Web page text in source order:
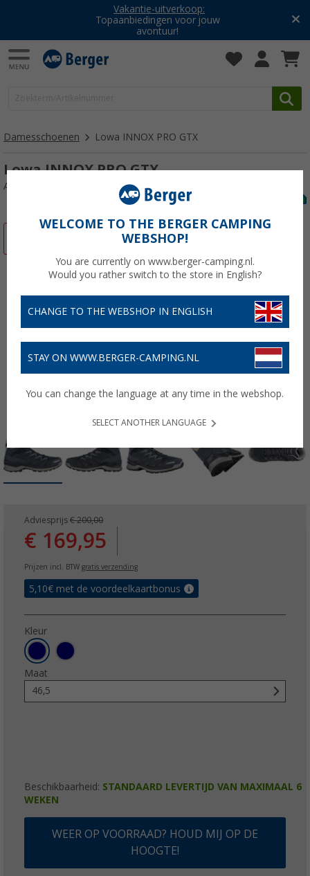
Vakantie-uitverkoop:
Topaanbiedingen voor jouw
avontuur!
Damesschoenen Lowa INNOX PRO GTX
Lowa INNOX PRO GTX
Artikelnr: 17378811,5
Adviesprijs € 200,00
€ 169,95
Prijzen incl. BTW gratis verzending
5,10€ met de voordeelkaartbonus
Kleur
Maat
46,5
Beschikbaarheid: STANDAARD LEVERTIJD VAN MAXIMAAL 6
WEKEN
WEER OP VOORRAAD? HOUD MIJ OP DE
HOOGTE!
WELCOME TO THE BERGER CAMPING
WEBSHOP!
You are currently on www.berger-camping.nl.
Would you rather switch to the store in English?
CHANGE TO THE WEBSHOP IN ENGLISH
STAY ON WWW.BERGER-CAMPING.NL
You can change the language at any time in the webshop.
SELECT ANOTHER LANGUAGE